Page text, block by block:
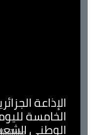
الإذاعة
الخامسة
الوطني